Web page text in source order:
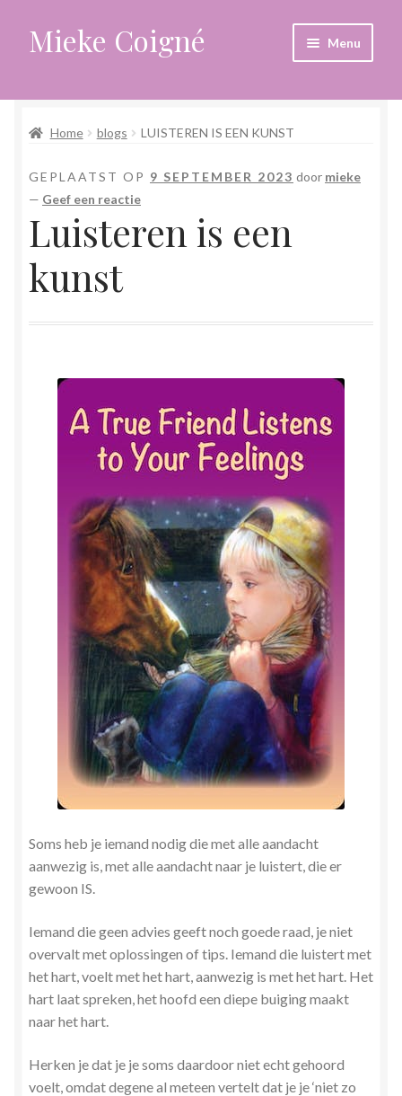
Ga
door
navigatie
Ga
naar
inhoud
Mieke Coigné Menu
Afrekenen
Algemene voorwaarden
Anders leven in een sterk veranderende tijd
Bewust omgaan met hoog gevoeligheid
Blogs
Herinner wie je werkelijk bent
Magische helende verhalen ©Mieke
Mijn account
Mindfulness en Hartcoherentie
Narcisme
Nieuw boek ‘Pareltjes in de Oceaan.’ Meditatieve haiku’s
in woord en beeld
Priesteressen van Isis- Hal der Zuilen
Privacybeleid
Tarot
Verbinden en Transformeren met 17 Archeia en hun
Tweelingvlam
Wie ben ik
Home blogs LUISTEREN IS EEN KUNST
GEPLAATST OP 9 SEPTEMBER 2023 door mieke
— Geef een reactie
Luisteren is een
kunst
Soms heb je iemand nodig die met alle aandacht
aanwezig is, met alle aandacht naar je luistert, die er
gewoon IS.
Iemand die geen advies geeft noch goede raad, je niet
overvalt met oplossingen of tips. Iemand die luistert met
het hart, voelt met het hart, aanwezig is met het hart. Het
hart laat spreken, het hoofd een diepe buiging maakt
naar het hart.
Herken je dat je je soms daardoor niet echt gehoord
voelt, omdat degene al meteen vertelt dat je je ‘niet zo